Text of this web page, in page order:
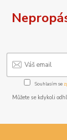
Souhlasím se
Můžete se kdykoli